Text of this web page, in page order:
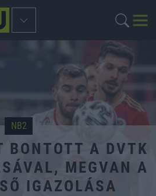
NB2
BONTOTT A DVTK
MEGVAN A
IGAZOLÁSA